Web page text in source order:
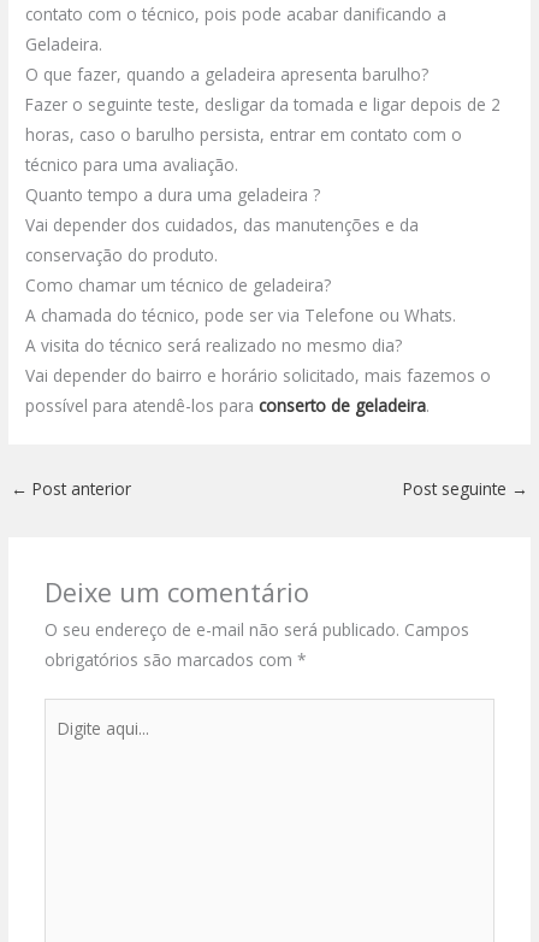
contato com o técnico, pois pode acabar danificando a
Geladeira.
O que fazer, quando a geladeira apresenta barulho?
Fazer o seguinte teste, desligar da tomada e ligar depois de 2
horas, caso o barulho persista, entrar em contato com o
técnico para uma avaliação.
Quanto tempo a dura uma geladeira ?
Vai depender dos cuidados, das manutenções e da
conservação do produto.
Como chamar um técnico de geladeira?
A chamada do técnico, pode ser via Telefone ou Whats.
A visita do técnico será realizado no mesmo dia?
Vai depender do bairro e horário solicitado, mais fazemos o
possível para atendê-los paraconserto de geladeira.
← Post anterior Post seguinte →
Deixe um comentário
O seu endereço de e-mail não será publicado. Campos
obrigatórios são marcados com *
aqui...